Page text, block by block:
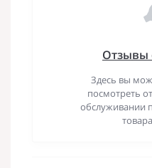
Отзывы
Здесь вы
посмотреть
обслуживании